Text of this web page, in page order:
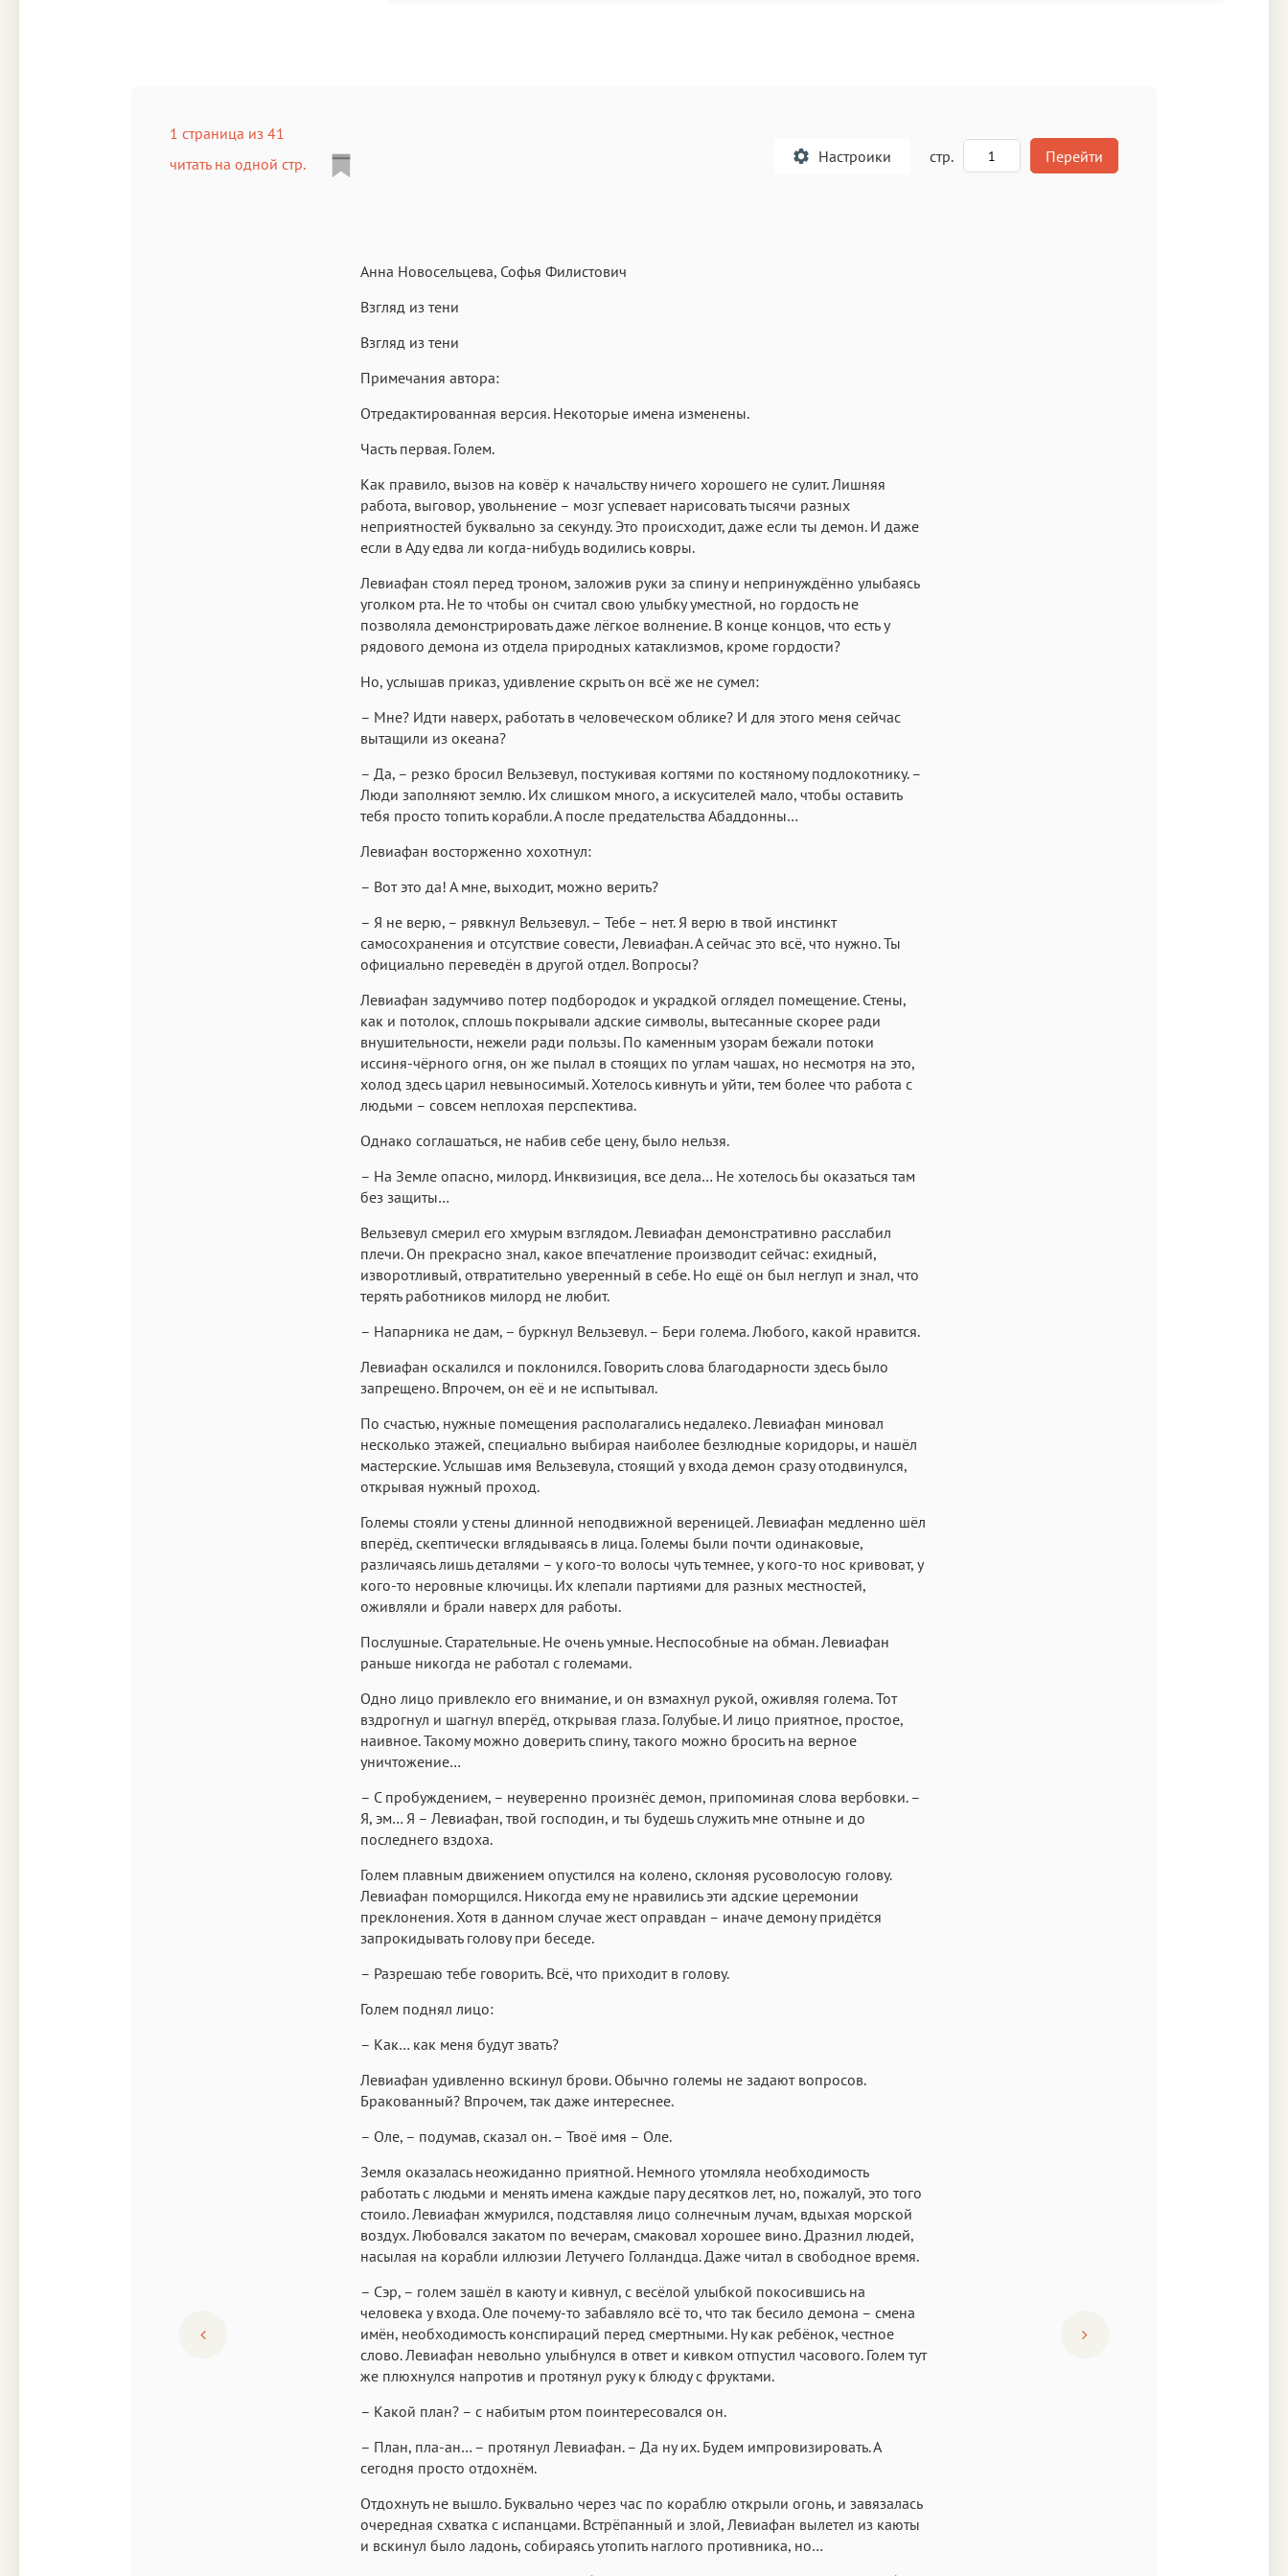
1 страница из 41
читать на одной стр.
Настроики
Аа
Iowan
Аа
San Francisco Аа
SF Serif New York
Аа
Helvetica Neue Arial Аа
Georgia
Аа
Times New Roman
Аа
Courier
Аа
Courier New
Аа
Menlo
Аа
стр. Перейти
Анна Новосельцева, Софья Филистович
Взгляд из тени
Взгляд из тени
Примечания автора:
Отредактированная версия. Некоторые имена изменены.
Часть первая. Голем.
Как правило, вызов на ковёр к начальству ничего хорошего не сулит. Лишняя
работа, выговор, увольнение – мозг успевает нарисовать тысячи разных
неприятностей буквально за секунду. Это происходит, даже если ты демон. И даже
если в Аду едва ли когда-нибудь водились ковры.
Левиафан стоял перед троном, заложив руки за спину и непринуждённо улыбаясь
уголком рта. Не то чтобы он считал свою улыбку уместной, но гордость не
позволяла демонстрировать даже лёгкое волнение. В конце концов, что есть у
рядового демона из отдела природных катаклизмов, кроме гордости?
Но, услышав приказ, удивление скрыть он всё же не сумел:
– Мне? Идти наверх, работать в человеческом облике? И для этого меня сейчас
вытащили из океана?
– Да, – резко бросил Вельзевул, постукивая когтями по костяному подлокотнику. –
Люди заполняют землю. Их слишком много, а искусителей мало, чтобы оставить
тебя просто топить корабли. А после предательства Абаддонны…
Левиафан восторженно хохотнул:
– Вот это да! А мне, выходит, можно верить?
– Я не верю, – рявкнул Вельзевул. – Тебе – нет. Я верю в твой инстинкт
самосохранения и отсутствие совести, Левиафан. А сейчас это всё, что нужно. Ты
официально переведён в другой отдел. Вопросы?
Левиафан задумчиво потер подбородок и украдкой оглядел помещение. Стены,
как и потолок, сплошь покрывали адские символы, вытесанные скорее ради
внушительности, нежели ради пользы. По каменным узорам бежали потоки
иссиня-чёрного огня, он же пылал в стоящих по углам чашах, но несмотря на это,
холод здесь царил невыносимый. Хотелось кивнуть и уйти, тем более что работа с
людьми – совсем неплохая перспектива.
Однако соглашаться, не набив себе цену, было нельзя.
– На Земле опасно, милорд. Инквизиция, все дела… Не хотелось бы оказаться там
без защиты…
Вельзевул смерил его хмурым взглядом. Левиафан демонстративно расслабил
плечи. Он прекрасно знал, какое впечатление производит сейчас: ехидный,
изворотливый, отвратительно уверенный в себе. Но ещё он был неглуп и знал, что
терять работников милорд не любит.
– Напарника не дам, – буркнул Вельзевул. – Бери голема. Любого, какой нравится.
Левиафан оскалился и поклонился. Говорить слова благодарности здесь было
запрещено. Впрочем, он её и не испытывал.
По счастью, нужные помещения располагались недалеко. Левиафан миновал
несколько этажей, специально выбирая наиболее безлюдные коридоры, и нашёл
мастерские. Услышав имя Вельзевула, стоящий у входа демон сразу отодвинулся,
открывая нужный проход.
Големы стояли у стены длинной неподвижной вереницей. Левиафан медленно шёл
вперёд, скептически вглядываясь в лица. Големы были почти одинаковые,
различаясь лишь деталями – у кого-то волосы чуть темнее, у кого-то нос кривоват, у
кого-то неровные ключицы. Их клепали партиями для разных местностей,
оживляли и брали наверх для работы.
Послушные. Старательные. Не очень умные. Неспособные на обман. Левиафан
раньше никогда не работал с големами.
Одно лицо привлекло его внимание, и он взмахнул рукой, оживляя голема. Тот
вздрогнул и шагнул вперёд, открывая глаза. Голубые. И лицо приятное, простое,
наивное. Такому можно доверить спину, такого можно бросить на верное
уничтожение…
– С пробуждением, – неуверенно произнёс демон, припоминая слова вербовки. –
Я, эм… Я – Левиафан, твой господин, и ты будешь служить мне отныне и до
последнего вздоха.
Голем плавным движением опустился на колено, склоняя русоволосую голову.
Левиафан поморщился. Никогда ему не нравились эти адские церемонии
преклонения. Хотя в данном случае жест оправдан – иначе демону придётся
запрокидывать голову при беседе.
– Разрешаю тебе говорить. Всё, что приходит в голову.
Голем поднял лицо:
– Как… как меня будут звать?
Левиафан удивленно вскинул брови. Обычно големы не задают вопросов.
Бракованный? Впрочем, так даже интереснее.
– Оле, – подумав, сказал он. – Твоё имя – Оле.
Земля оказалась неожиданно приятной. Немного утомляла необходимость
работать с людьми и менять имена каждые пару десятков лет, но, пожалуй, это того
стоило. Левиафан жмурился, подставляя лицо солнечным лучам, вдыхая морской
воздух. Любовался закатом по вечерам, смаковал хорошее вино. Дразнил людей,
насылая на корабли иллюзии Летучего Голландца. Даже читал в свободное время.
– Сэр, – голем зашёл в каюту и кивнул, с весёлой улыбкой покосившись на
человека у входа. Оле почему-то забавляло всё то, что так бесило демона – смена
имён, необходимость конспираций перед смертными. Ну как ребёнок, честное
слово. Левиафан невольно улыбнулся в ответ и кивком отпустил часового. Голем тут
же плюхнулся напротив и протянул руку к блюду с фруктами.
– Какой план? – с набитым ртом поинтересовался он.
– План, пла-ан… – протянул Левиафан. – Да ну их. Будем импровизировать. А
сегодня просто отдохнём.
Отдохнуть не вышло. Буквально через час по кораблю открыли огонь, и завязалась
очередная схватка с испанцами. Встрёпанный и злой, Левиафан вылетел из каюты
и вскинул было ладонь, собираясь утопить наглого противника, но…